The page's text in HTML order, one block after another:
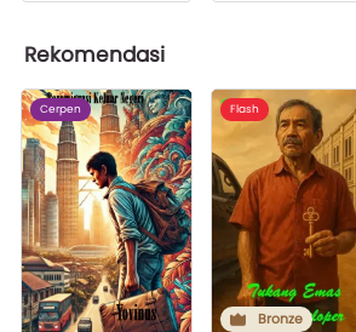
Rekomendasi
Cerpen Flash
Bronze